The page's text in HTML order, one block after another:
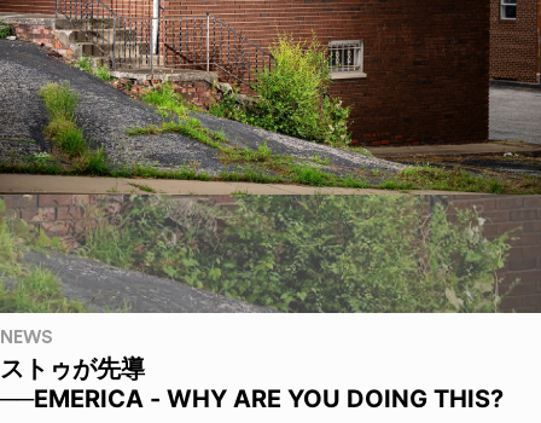
NEWS
ストゥが先導
──EMERICA - WHY ARE YOU DOING THIS?